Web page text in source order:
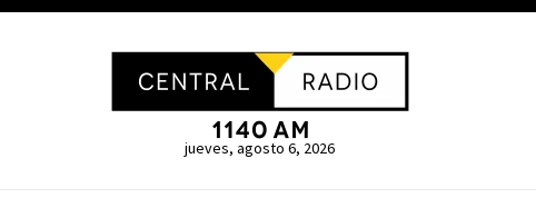
jueves, agosto 6, 2026